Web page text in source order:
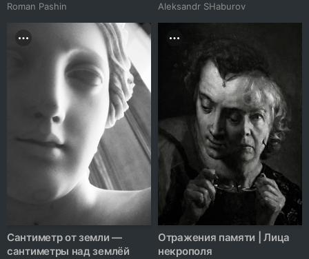
Roman Pashin Аleksandr SHaburov
Сантиметр от земли —
сантиметры над землёй
Отражения памяти | Лица
некрополя